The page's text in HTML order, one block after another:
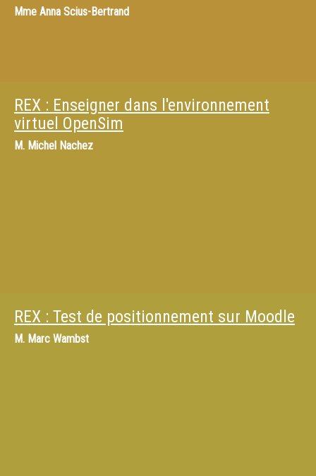
Mme Anna Scius-Bertrand
REX : Enseigner dans l'environnement
virtuel OpenSim
M. Michel Nachez
REX : Test de positionnement sur Moodle
M. Marc Wambst